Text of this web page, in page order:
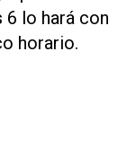
6 lo hará con
horario.